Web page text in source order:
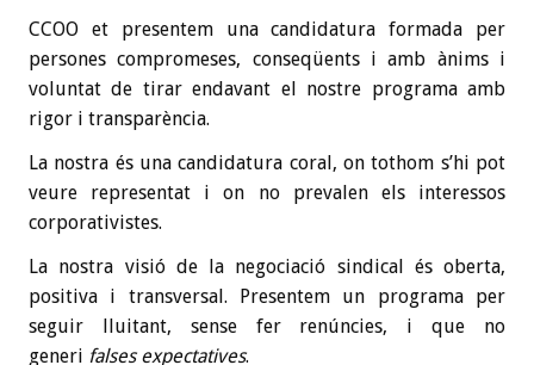
CCOO et presentem una candidatura formada per
persones compromeses, conseqüents i amb ànims i
voluntat de tirar endavant el nostre programa amb
rigor i transparència.
La nostra és una candidatura coral, on tothom s’hi pot
veure representat i on no prevalen els interessos
corporativistes.
La nostra visió de la negociació sindical és oberta,
positiva i transversal. Presentem un programa per
seguir lluitant, sense fer renúncies, i que no
generi falses expectatives.